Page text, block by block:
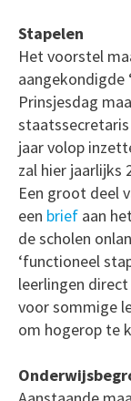
Stapelen
Het voorstel
aangekondigde
Prinsjesdag
jaar volop
zal hier jaarlijks
Een groot deel
een brief aan
de scholen
‘functioneel
leerlingen
voor sommige
om hogerop te